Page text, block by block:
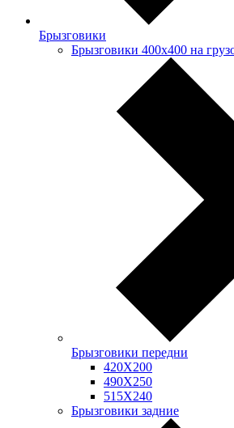
Брызговики
Брызговики 400х400 на
Брызговики передни
420Х200
490Х250
515Х240
Брызговики задние